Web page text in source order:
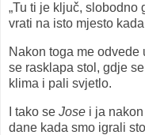
„Tu ti je ključ, slobodno
vrati na isto mjesto kada
Nakon toga me
se rasklapa stol, gdje
klima i pali svjetlo.
I tako se Jose i ja
dane kada smo igrali